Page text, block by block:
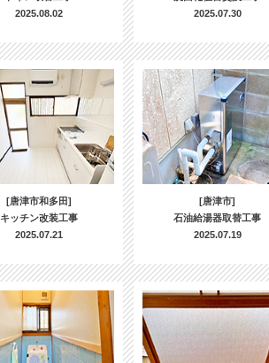
2025.08.02
2025.07.30
[唐津市和多田]
キッチン改装工事
2025.07.21
[唐津市]
石油給湯器取替工事
2025.07.19